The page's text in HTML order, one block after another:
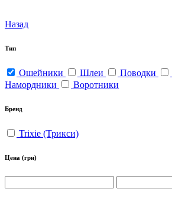
Назад
Тип
Ошейники Шлеи Поводки
Намордники
Воротники
Бренд
Trixie (Трикси)
Цена (грн)